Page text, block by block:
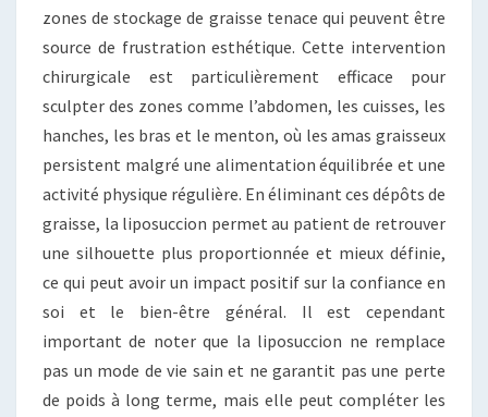
zones de stockage de graisse tenace qui peuvent être
source de frustration esthétique. Cette intervention
chirurgicale est particulièrement efficace pour
sculpter des zones comme l’abdomen, les cuisses, les
hanches, les bras et le menton, où les amas graisseux
persistent malgré une alimentation équilibrée et une
activité physique régulière. En éliminant ces dépôts de
graisse, la liposuccion permet au patient de retrouver
une silhouette plus proportionnée et mieux définie,
ce qui peut avoir un impact positif sur la confiance en
soi et le bien-être général. Il est cependant
important de noter que la liposuccion ne remplace
pas un mode de vie sain et ne garantit pas une perte
de poids à long terme, mais elle peut compléter les